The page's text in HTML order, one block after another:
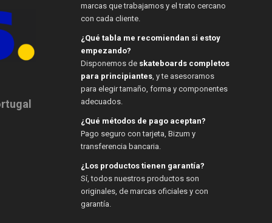
marcas que trabajamos y el trato cercano
con cada cliente.
¿Qué tabla me recomiendan si estoy
empezando?
Disponemos de skateboards completos
para principiantes, y te asesoramos
para elegir tamaño, forma y componentes
adecuados.
¿Qué métodos de pago aceptan?
Pago seguro con tarjeta, Bizum y
transferencia bancaria.
¿Los productos tienen garantía?
Sí, todos nuestros productos son
originales, de marcas oficiales y con
garantía.